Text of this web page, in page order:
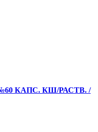
КАПС. КШ/РАСТВ. /